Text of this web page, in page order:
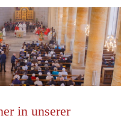
in unserer